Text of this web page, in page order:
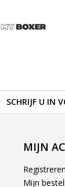
SCHRIJF U IN
MIJN
Registreren
Mijn